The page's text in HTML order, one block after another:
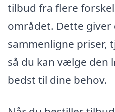
tilbud fra flere
området. Dette
sammenligne priser,
så du kan vælge den
bedst til dine behov.